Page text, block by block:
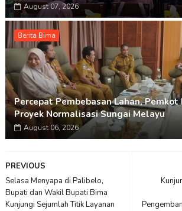
August 07, 2026
Berita Bima
Percepat Pembebasan Lahan, Pemkot
Proyek Normalisasi Sungai Melayu
August 06, 2026
PREVIOUS
Selasa Menyapa di Palibelo,
Bupati dan Wakil Bupati Bima
Kunjungi Sejumlah Titik Layanan